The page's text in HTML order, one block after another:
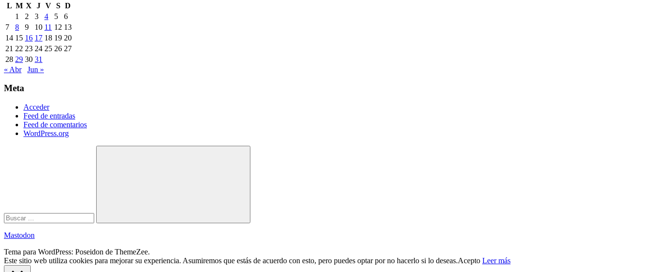
L M X J V S D
1
2 3 4 5
6
7
8 9 10 11 12 13
14 15 16 17 18 19 20
21 22 23 24 25 26 27
28 29 30 31
« Abr
Jun »
Meta
Acceder
Feed de entradas
Feed de comentarios
WordPress.org
Buscar
Mastodon
Tema para WordPress: Poseidon de ThemeZee.
Este sitio web utiliza cookies para mejorar su experiencia. Asumiremos que estás de acuerdo con esto, pero puedes optar por no hacerlo si lo deseas.Acepto Leer más